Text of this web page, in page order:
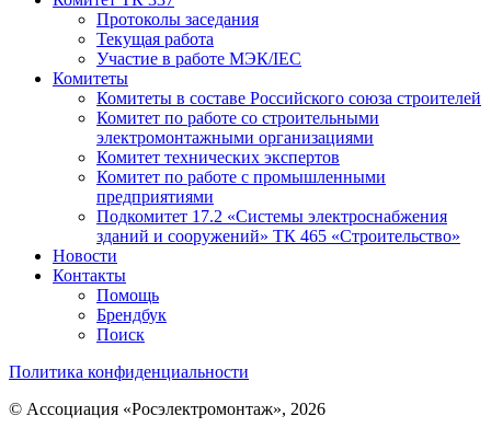
Протоколы заседания
Текущая работа
Участие в работе МЭК/​IEC
Комитеты
Комитеты в составе Российского союза строителей
Комитет по работе со строительными
электромонтажными организациями
Комитет технических экспертов
Комитет по работе с промышленными
предприятиями
Подкомитет 17.2 «Системы электроснабжения
зданий и сооружений» ТК 465 «Строительство»
Новости
Контакты
Помощь
Брендбук
Поиск
Политика конфиденциальности
© Ассоциация «Росэлектромонтаж», 2026